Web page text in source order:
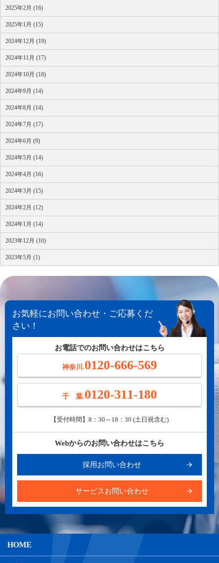
2025年2月 (16)
2025年1月 (15)
2024年12月 (19)
2024年11月 (17)
2024年10月 (18)
2024年9月 (14)
2024年8月 (14)
2024年7月 (17)
2024年6月 (9)
2024年5月 (14)
2024年4月 (16)
2024年3月 (15)
2024年2月 (12)
2024年1月 (14)
2023年12月 (10)
2023年5月 (1)
お気軽にお問い合わせ・ご応募くだ
さい！
お電話でのお問い合わせはこちら
神奈川.0120-666-569
千 葉.0120-311-180
【受付時間】8：30～18：30 (土日祝含む)
Webからのお問い合わせはこちら
採用お問い合わせ
サービスお問い合わせ
HOME